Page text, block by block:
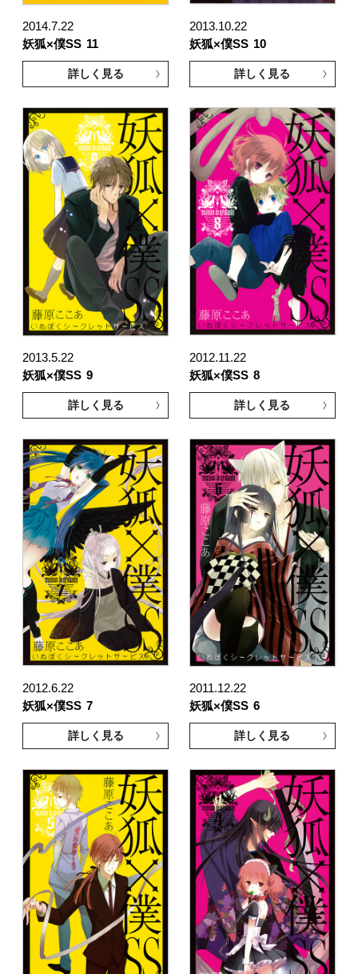
2014.7.22
妖狐×僕SS 11
詳しく見る
2013.10.22
妖狐×僕SS 10
詳しく見る
2013.5.22
妖狐×僕SS 9
詳しく見る
2012.11.22
妖狐×僕SS 8
詳しく見る
2012.6.22
妖狐×僕SS 7
詳しく見る
2011.12.22
妖狐×僕SS 6
詳しく見る